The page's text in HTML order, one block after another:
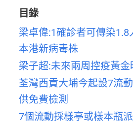
目錄
梁卓偉:1確診者可傳染1.8
本港新病毒株
梁子超:未來兩周控疫黃金
荃灣西貢大埔今起設7流
供免費檢測
7個流動採樣亭或樣本瓶派